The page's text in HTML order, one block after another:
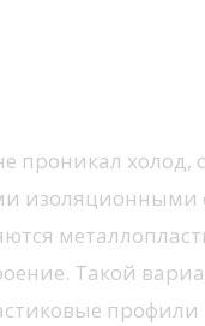
проникал
Такой